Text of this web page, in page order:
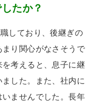
たか？
しており、後継ぎの
り関心がなさそうで
考えると、息子に継
した。また、社内に
ませんでした。長年